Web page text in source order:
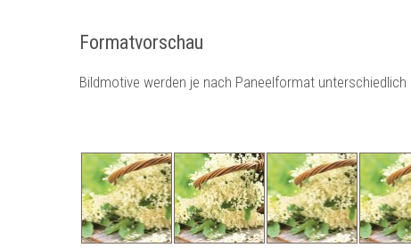
Formatvorschau
Bildmotive werden je nach Paneelformat